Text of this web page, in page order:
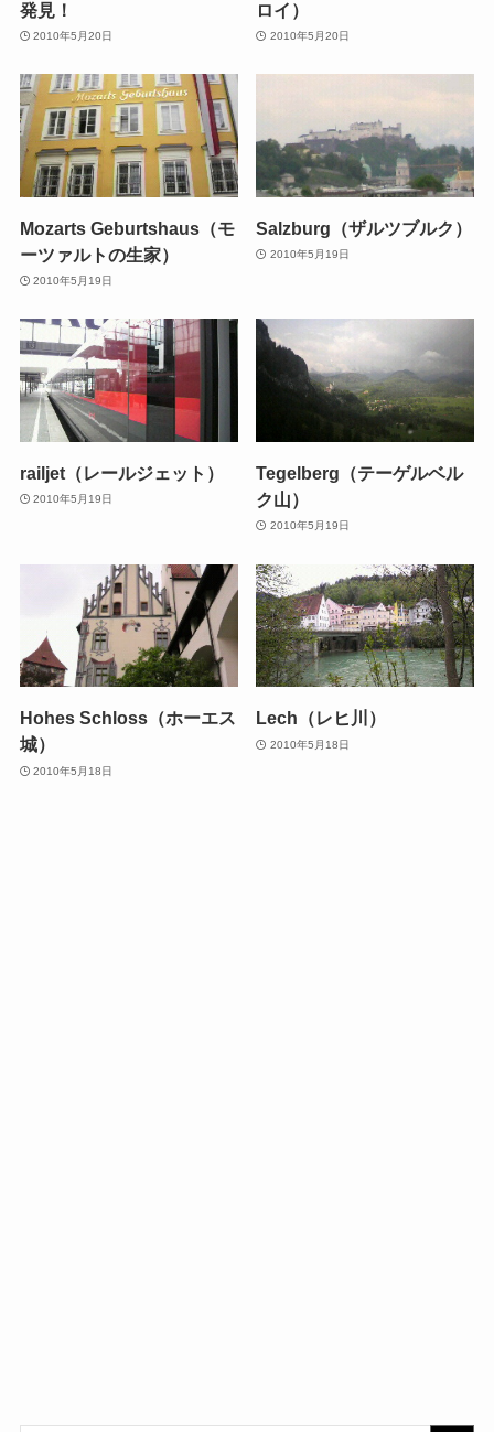
発見！
2010年5月20日
ロイ）
2010年5月20日
Mozarts Geburtshaus（モ
ーツァルトの生家）
2010年5月19日
Salzburg（ザルツブルク）
2010年5月19日
railjet（レールジェット）
2010年5月19日
Tegelberg（テーゲルベル
ク山）
2010年5月19日
Hohes Schloss（ホーエス
城）
2010年5月18日
Lech（レヒ川）
2010年5月18日